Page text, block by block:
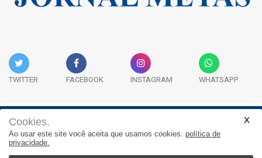
TWITTER FACEBOOK INSTAGRAM WHATSAPP
JORNAL METAS - Rua São José, 253, Sala 302, Centro
Cookies.
Ao usar este site você aceita que usamos cookies. política de
privacidade.